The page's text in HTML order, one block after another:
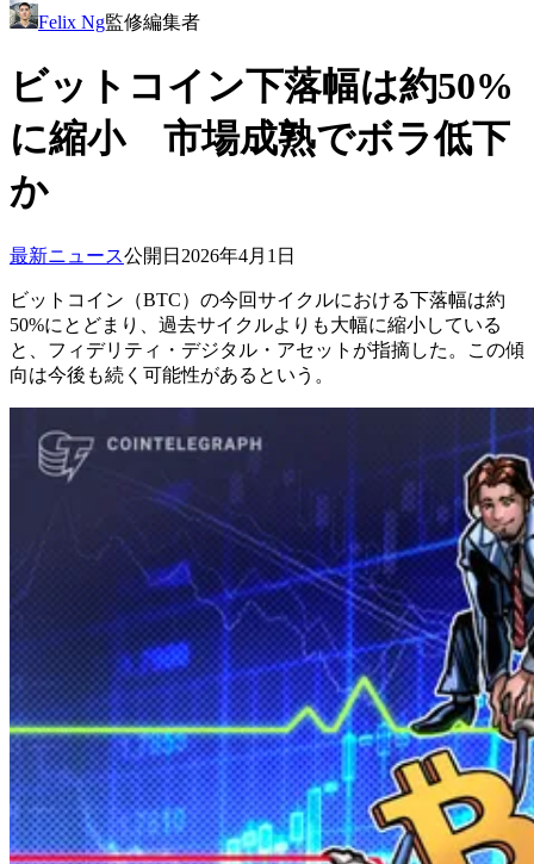
Felix Ng監修編集者
ビットコイン下落幅は約50%
に縮小 市場成熟でボラ低下
か
最新ニュース公開日 2026年4月1日
ビットコイン（BTC）の今回サイクルにおける下落幅は約
50%にとどまり、過去サイクルよりも大幅に縮小している
と、フィデリティ・デジタル・アセットが指摘した。この傾
向は今後も続く可能性があるという。